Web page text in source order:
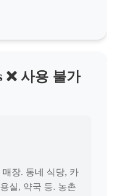
❌ 사용 불가
장. 동네 식당, 카
실, 약국 등. 농촌